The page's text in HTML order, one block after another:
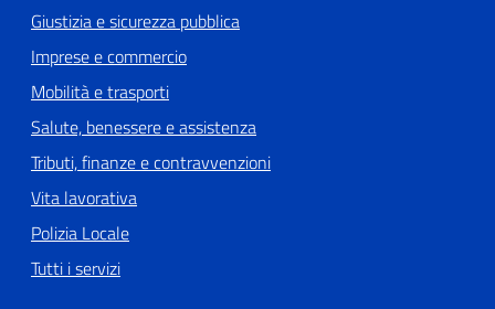
Giustizia e sicurezza pubblica
Imprese e commercio
Mobilità e trasporti
Salute, benessere e assistenza
Tributi, finanze e contravvenzioni
Vita lavorativa
Polizia Locale
Tutti i servizi